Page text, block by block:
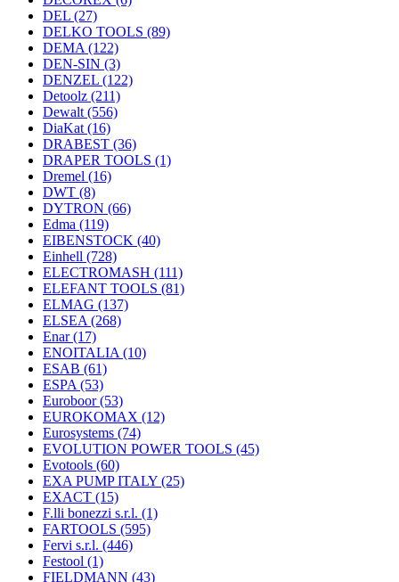
DEL (27)
DELKO TOOLS (89)
DEMA (122)
DEN-SIN (3)
DENZEL (122)
Detoolz (211)
Dewalt (556)
DiaKat (16)
DRABEST (36)
DRAPER TOOLS (1)
Dremel (16)
DWT (8)
DYTRON (66)
Edma (119)
EIBENSTOCK (40)
Einhell (728)
ELECTROMASH (111)
ELEFANT TOOLS (81)
ELMAG (137)
ELSEA (268)
Enar(17)
ENOITALIA (10)
ESAB (61)
ESPA (53)
Euroboor(53)
EUROKOMAX (12)
Eurosystems (74)
EVOLUTION POWER TOOLS (45)
Evotools (60)
EXA PUMP ITALY (25)
EXACT (15)
F.lli bonezzi s.r.l. (1)
FARTOOLS (595)
Fervi s.r.l. (446)
Festool (1)
FIELDMANN (43)